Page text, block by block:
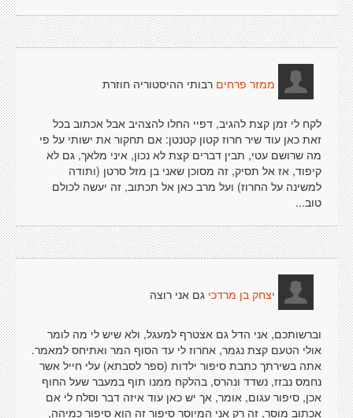
ממזר פרחים רבותי ההיסטוריה חוזרת
לקח לי זמן קצת להגיב, דפיי החלו להצהיב אבל אכתוב בכל
זאת כאן עוד שיר חרוז קטון קטנטן: אם תחקור את ישותי על פי
מה שרושם עטי, תבין דברים קצת לא נכון, איני מלאך, גם לא
קיפוד, אז אל תסיק, זה מסוכן שאני בן מזל סרטן (ותודה
למשינה על החרוז) ועל מרב כאן אל תכתוב, זה יעשה לכולם
טוב...
יצחק בן מרדכי גם אני רוצה
וברשותכם, אני הדל גם אצטרף למעגל, ולא שיש לי מה לומר
אולי הטעם קצת נגמר, אחרוז לי עד הסוף המר ואתיחס למאמר.
אתה בשירתך כתבת סיפור ילדות (ספר לסבתא) עלי חייל אשר
נחמס נבזז, נשדד ונהרס, בהלקח ממנו תוף במעבר שעל החוף
אכן, סיפור עגום, אומר, אך יש כאן עוד איזה דבר וסלח לי אם
אכתוב מוסר, זה רק אני המיוסר סיפור זה הוא סיפור כמיהה,